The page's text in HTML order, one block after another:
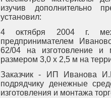
изучив дополнительно
установил:
4 октября 2004 г.
предпринимателем
62/04 на изготовление и
размером 3,0 x 2,5 м на
Заказчик - ИП Иванова
подрядчику денежные
изготовления и монтажа